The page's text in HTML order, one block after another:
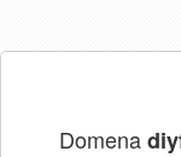
Domena